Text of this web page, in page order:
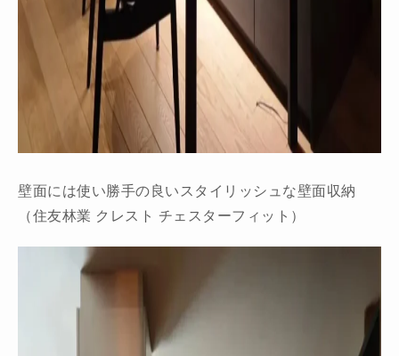
壁面には使い勝手の良いスタイリッシュな壁面収納
（住友林業 クレスト チェスターフィット）